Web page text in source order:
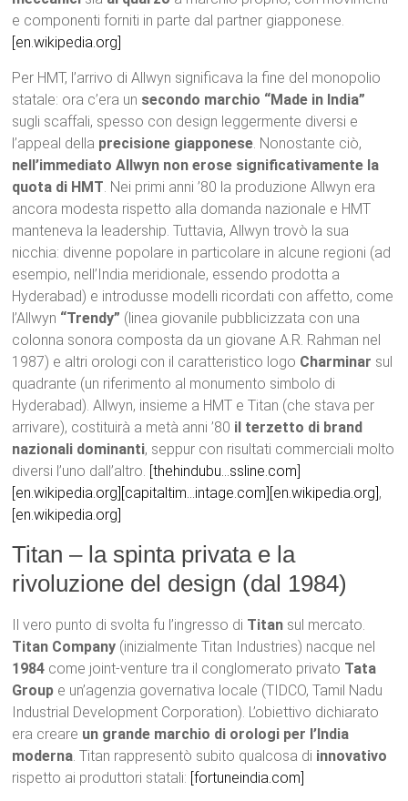
e componenti forniti in parte dal partner giapponese.
[en.wikipedia.org]
Per HMT, l’arrivo di Allwyn significava la fine del monopolio
statale: ora c’era un secondo marchio “Made in India”
sugli scaffali, spesso con design leggermente diversi e
l’appeal della precisione giapponese. Nonostante ciò,
nell’immediato Allwyn non erose significativamente la
quota di HMT. Nei primi anni ’80 la produzione Allwyn era
ancora modesta rispetto alla domanda nazionale e HMT
manteneva la leadership. Tuttavia, Allwyn trovò la sua
nicchia: divenne popolare in particolare in alcune regioni (ad
esempio, nell’India meridionale, essendo prodotta a
Hyderabad) e introdusse modelli ricordati con affetto, come
l’Allwyn “Trendy” (linea giovanile pubblicizzata con una
colonna sonora composta da un giovane A.R. Rahman nel
1987) e altri orologi con il caratteristico logo Charminar sul
quadrante (un riferimento al monumento simbolo di
Hyderabad). Allwyn, insieme a HMT e Titan (che stava per
arrivare), costituirà a metà anni ’80 il terzetto di brand
nazionali dominanti, seppur con risultati commerciali molto
diversi l’uno dall’altro. [thehindubu…ssline.com]
[en.wikipedia.org] [capitaltim…intage.com] [en.wikipedia.org],
[en.wikipedia.org]
Titan – la spinta privata e la
rivoluzione del design (dal 1984)
Il vero punto di svolta fu l’ingresso di Titan sul mercato.
Titan Company (inizialmente Titan Industries) nacque nel
1984 come joint-venture tra il conglomerato privato Tata
Group e un’agenzia governativa locale (TIDCO, Tamil Nadu
Industrial Development Corporation). L’obiettivo dichiarato
era creare un grande marchio di orologi per l’India
moderna. Titan rappresentò subito qualcosa di innovativo
rispetto ai produttori statali: [fortuneindia.com]